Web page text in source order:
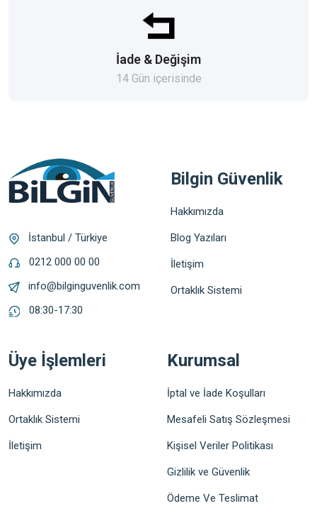
İade & Değişim
14 Gün içerisinde
İstanbul / Türkiye
0212 000 00 00
info@bilginguvenlik.com
08:30-17:30
Bilgin Güvenlik
Hakkımızda
Blog Yazıları
İletişim
Ortaklık Sistemi
Üye İşlemleri
Hakkımızda
Ortaklık Sistemi
İletişim
Kurumsal
İptal ve İade Koşulları
Mesafeli Satış Sözleşmesi
Kişisel Veriler Politikası
Gizlilik ve Güvenlik
Ödeme Ve Teslimat